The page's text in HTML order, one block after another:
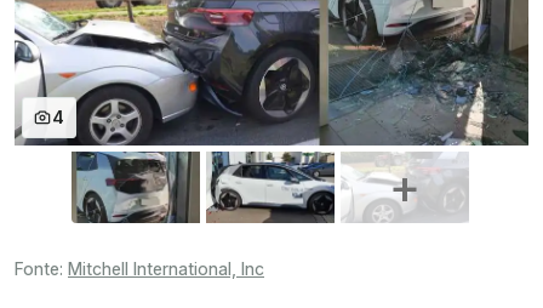
4
Fonte: Mitchell International, Inc